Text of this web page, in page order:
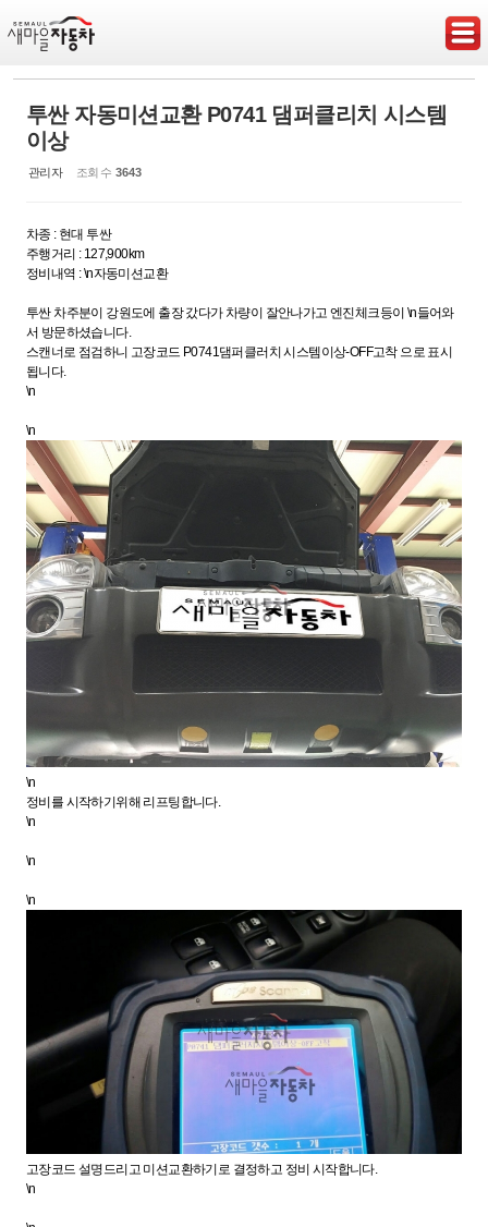
투싼 자동미션교환 P0741 댐퍼클리치 시스템
이상
관리자 조회 수 3643
차종 : 현대 투싼
주행거리 : 127,900km
정비내역 : \n자동미션교환
투싼 차주분이 강원도에 출장 갔다가 차량이 잘안나가고 엔진체크등이 \n들어와
서 방문하셨습니다.
스캔너로 점검하니 고장코드 P0741댐퍼클러치 시스템이상-OFF고착 으로 표시
됩니다.
\n
\n
\n
정비를 시작하기위해 리프팅합니다.
\n
\n
\n
고장코드 설명드리고 미션교환하기로 결정하고 정비 시작합니다.
\n
Sketchbook5, 스케치북5
Sketchbook5, 스케치북5